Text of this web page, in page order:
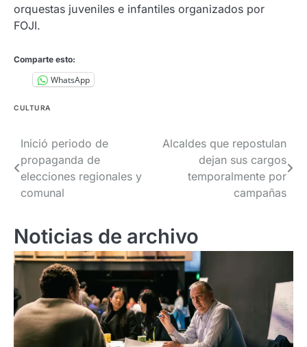
orquestas juveniles e infantiles organizados por
FOJI.
Comparte esto:
WhatsApp
CULTURA
Navegación
de
entradas
Inició periodo de
propaganda de
elecciones regionales y
comunal
Alcaldes que repostulan
dejan sus cargos
temporalmente por
campañas
Noticias de archivo